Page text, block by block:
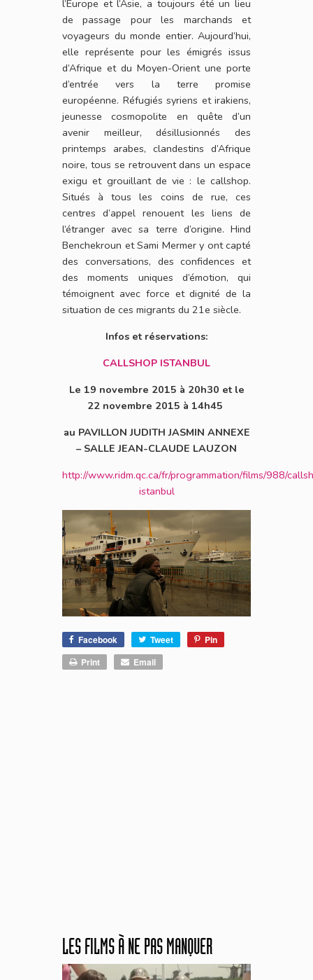
l’Europe et l’Asie, a toujours été un lieu
de passage pour les marchands et
voyageurs du monde entier. Aujourd’hui,
elle représente pour les émigrés issus
d’Afrique et du Moyen-Orient une porte
d’entrée vers la terre promise
européenne. Réfugiés syriens et irakiens,
jeunesse cosmopolite en quête d’un
avenir meilleur, désillusionnés des
printemps arabes, clandestins d’Afrique
noire, tous se retrouvent dans un espace
exigu et grouillant de vie : le callshop.
Situés à tous les coins de rue, ces
centres d’appel renouent les liens de
l’étranger avec sa terre d’origine. Hind
Benchekroun et Sami Mermer y ont capté
des conversations, des confidences et
des moments uniques d’émotion, qui
témoignent avec force et dignité de la
situation de ces migrants du 21e siècle.
Infos et réservations:
CALLSHOP ISTANBUL
Le 19 novembre 2015 à 20h30 et le
22 novembre 2015 à 14h45
au PAVILLON JUDITH JASMIN ANNEXE
– SALLE JEAN-CLAUDE LAUZON
http://www.ridm.qc.ca/fr/programmation/films/988/
istanbul
Facebook Tweet
Pin
Print
Email
LES FILMS À NE PAS MANQUER